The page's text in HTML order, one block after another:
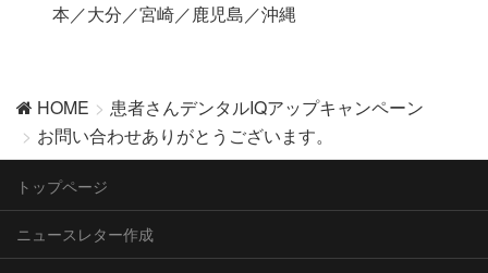
本／大分／宮崎／鹿児島／沖縄
HOME
患者さんデンタルIQアップキャンペーン
お問い合わせありがとうございます。
トップページ
ニュースレター作成